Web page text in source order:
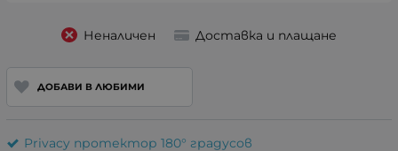
Неналичен Доставка и плащане
ДОБАВИ В ЛЮБИМИ
Privacy протектор 180° градусов